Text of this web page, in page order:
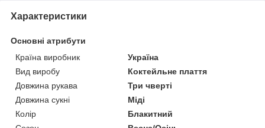
Характеристики
Основні атрибути
Країна виробник
Україна
Вид виробу
Коктейльне плаття
Довжина рукава
Три чверті
Довжина сукні
Міді
Колір
Блакитний